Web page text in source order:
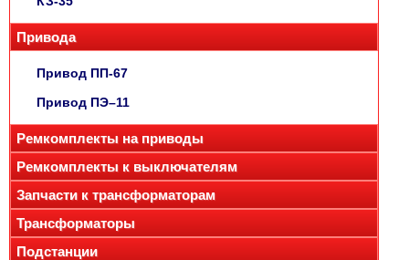
Привода
Привод ПП-67
Привод ПЭ–11
Ремкомплекты на приводы
Ремкомплекты к выключателям
Запчасти к трансформаторам
Трансформаторы
Подстанции